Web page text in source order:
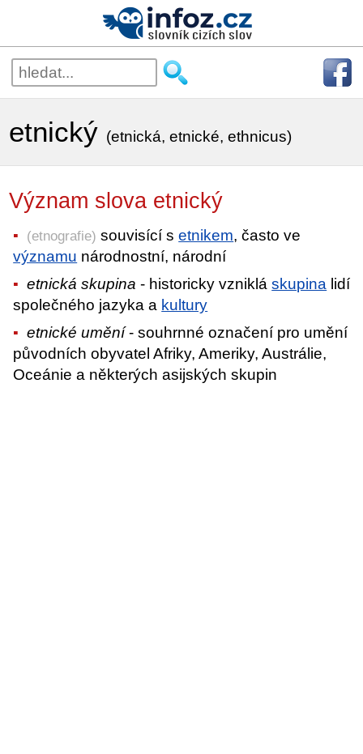
etnický (etnická, etnické, ethnicus)
Význam slova etnický
(etnografie) souvisící setnikem, často ve
významu národnostní, národní
etnická skupina - historicky vznikláskupina lidí
společného jazyka a kultury
etnické umění- souhrnné označení pro umění
původních obyvatel Afriky, Ameriky, Austrálie,
Oceánie a některých asijských skupin